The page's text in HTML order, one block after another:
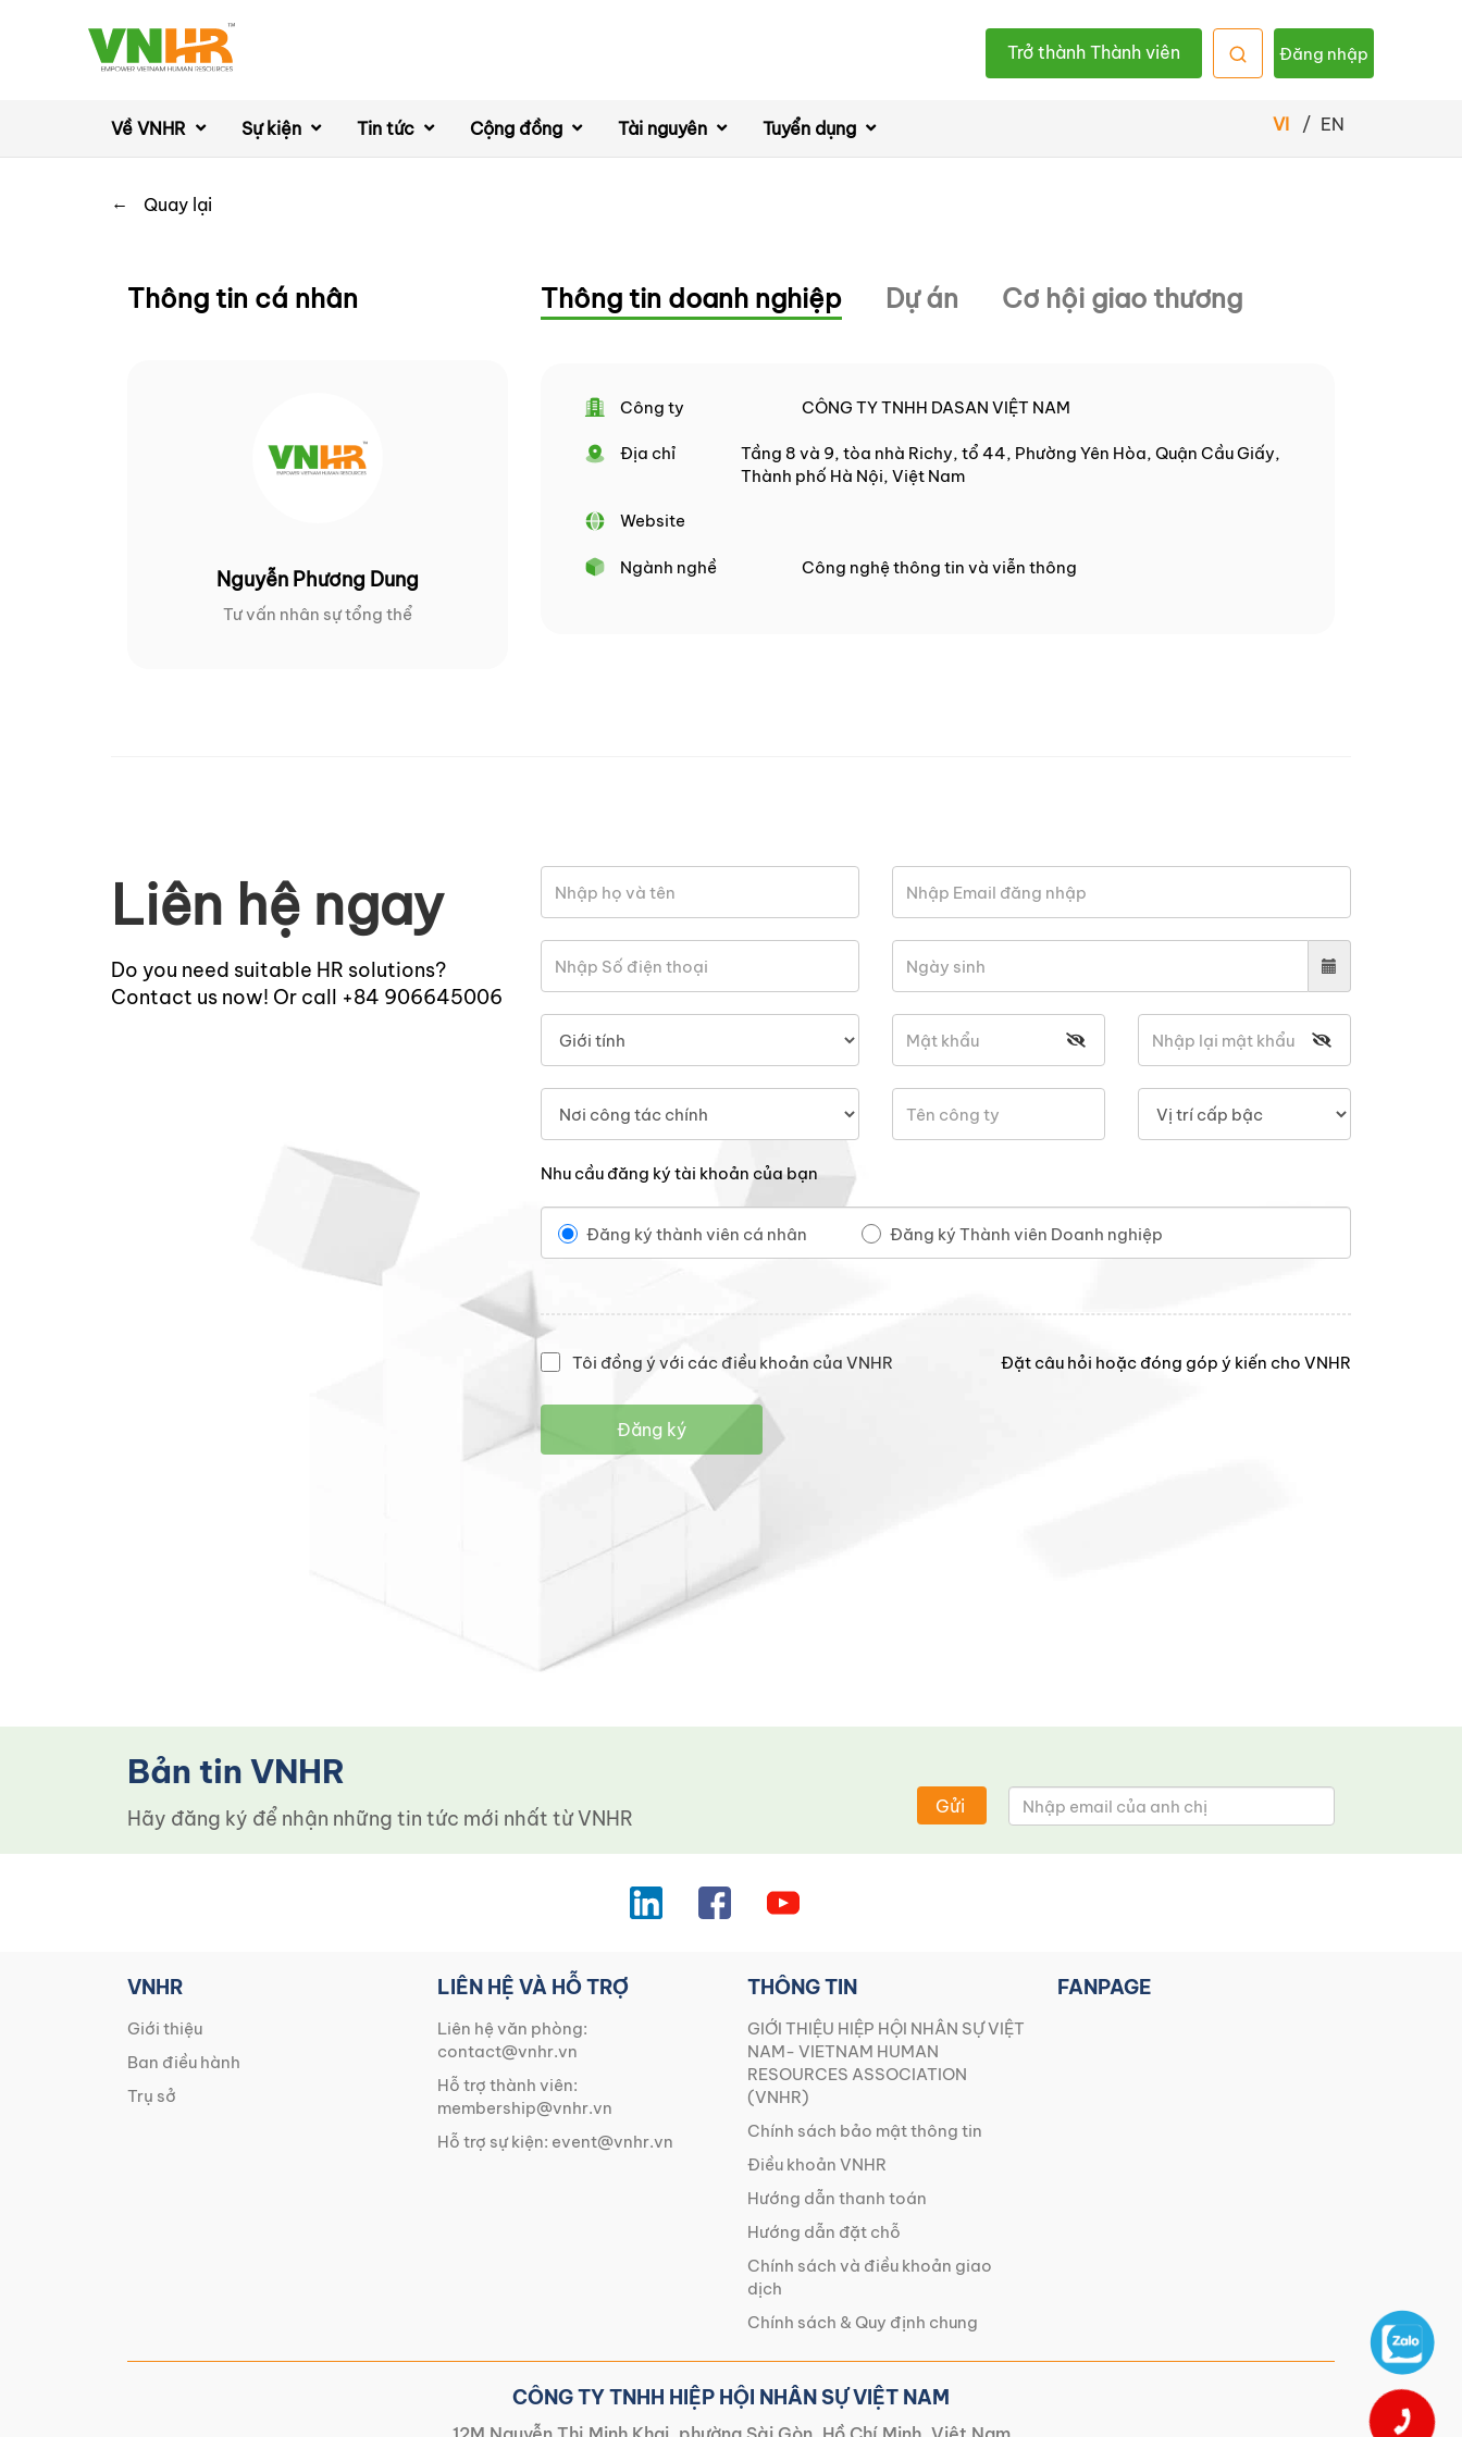
Trở thành Thành viên Đăng nhập
Về VNHR Sự kiện Tin tức Cộng đồng Tài nguyên Tuyển dụng VI / EN
← Quay lại
Thông tin cá nhân
Nguyễn Phương Dung
Tư vấn nhân sự tổng thể
Thông tin doanh nghiệp Dự án Cơ hội giao thương
Công ty CÔNG TY TNHH DASAN VIỆT NAM
Địa chỉ
Tầng 8 và 9, tòa nhà Richy, tổ 44, Phường Yên Hòa, Quận Cầu Giấy,
Thành phố Hà Nội, Việt Nam
Website
Ngành nghề Công nghệ thông tin và viễn thông
Liên hệ ngay
Do you need suitable HR solutions?
Contact us now! Or call +84 906645006
Nhu cầu đăng ký tài khoản của bạn
Đăng ký thành viên cá nhân Đăng ký Thành viên Doanh nghiệp
Tôi đồng ý với các điều khoản của VNHR Đặt câu hỏi hoặc đóng góp ý kiến cho VNHR
Đăng ký
Bản tin VNHR
Hãy đăng ký để nhận những tin tức mới nhất từ ​​VNHR Gửi
VNHR
Giới thiệu
Ban điều hành
Trụ sở
LIÊN HỆ VÀ HỖ TRỢ
Liên hệ văn phòng:
contact@vnhr.vn
Hỗ trợ thành viên:
membership@vnhr.vn
Hỗ trợ sự kiện: event@vnhr.vn
THÔNG TIN
GIỚI THIỆU HIỆP HỘI NHÂN SỰ VIỆT
NAM- VIETNAM HUMAN
RESOURCES ASSOCIATION
(VNHR)
Chính sách bảo mật thông tin
Điều khoản VNHR
Hướng dẫn thanh toán
Hướng dẫn đặt chỗ
Chính sách và điều khoản giao
dịch
Chính sách & Quy định chung
FANPAGE
CÔNG TY TNHH HIỆP HỘI NHÂN SỰ VIỆT NAM